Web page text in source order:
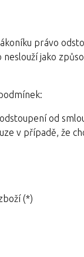
právo
jako
od
v případě, že
(*)